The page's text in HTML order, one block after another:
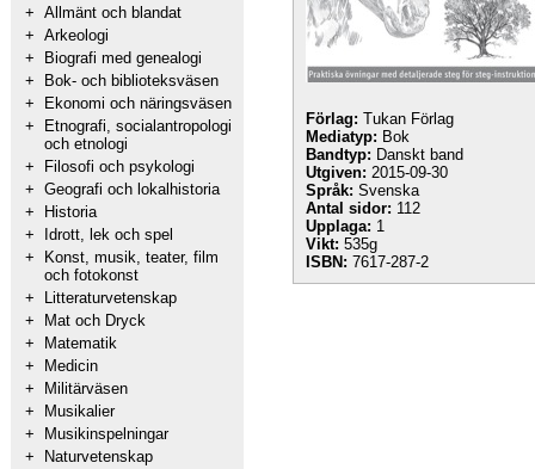
+ Allmänt och blandat
+ Arkeologi
+
Biografi med genealogi
+
Bok- och biblioteksväsen
+
Ekonomi och näringsväsen
+
Etnografi, socialantropologi
och etnologi
+
Filosofi och psykologi
+ Geografi och lokalhistoria
+
Historia
+
Idrott, lek och spel
+
Konst, musik, teater, film
och fotokonst
+
Litteraturvetenskap
+
Mat och Dryck
+
Matematik
+
Medicin
+
Militärväsen
+
Musikalier
+
Musikinspelningar
+
Naturvetenskap
Förlag: Tukan Förlag
Mediatyp: Bok
Bandtyp: Danskt band
Utgiven: 2015-09-30
Språk: Svenska
Antal sidor: 112
Upplaga: 1
Vikt: 535g
ISBN: 7617-287-2